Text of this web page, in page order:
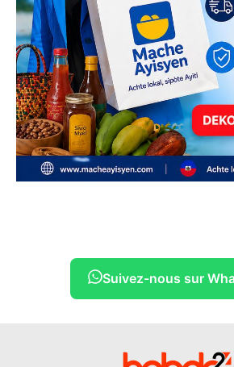
Suivez-nous sur